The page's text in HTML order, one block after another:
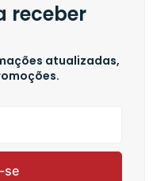
receber
atualizadas,
se